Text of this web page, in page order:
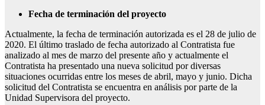
Fecha de terminación del proyecto
Actualmente, la fecha de terminación autorizada es el 28 de julio de
2020. El último traslado de fecha autorizado al Contratista fue
analizado al mes de marzo del presente año y actualmente el
Contratista ha presentado una nueva solicitud por diversas
situaciones ocurridas entre los meses de abril, mayo y junio. Dicha
solicitud del Contratista se encuentra en análisis por parte de la
Unidad Supervisora del proyecto.